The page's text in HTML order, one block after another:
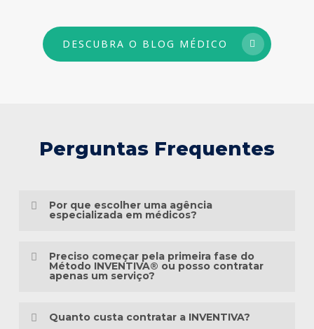
DESCUBRA O BLOG MÉDICO
Perguntas Frequentes
Por que escolher uma agência
especializada em médicos?
mais do que conhecimento em publicidade.
paciente, as particularidades das
Preciso começar pela primeira fase do
Método INVENTIVA® ou posso contratar
apenas um serviço?
Quanto custa contratar a INVENTIVA?